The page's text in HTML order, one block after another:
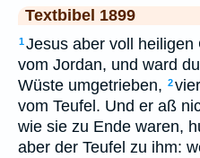
Textbibel 1899
1Jesus aber voll
vom Jordan, und ward
Wüste umgetrieben, 2
vom Teufel. Und er aß
wie sie zu Ende waren,
aber der Teufel zu ihm: